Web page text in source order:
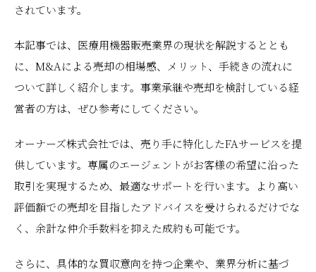
されています。
本記事では、医療用機器販売業界の現状を解説するととも
に、M&Aによる売却の相場感、メリット、手続きの流れに
ついて詳しく紹介します。事業承継や売却を検討している経
営者の方は、ぜひ参考にしてください。
オーナーズ株式会社では、売り手に特化したFAサービスを提
供しています。専属のエージェントがお客様の希望に沿った
取引を実現するため、最適なサポートを行います。より高い
評価額での売却を目指したアドバイスを受けられるだけでな
く、余計な仲介手数料を抑えた成約も可能です。
さらに、具体的な買収意向を持つ企業や、業界分析に基づ